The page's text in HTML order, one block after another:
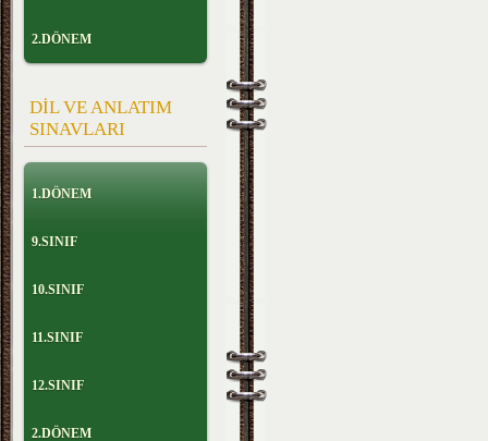
2.DÖNEM
DİL VE ANLATIM
SINAVLARI
1.DÖNEM
9.SINIF
10.SINIF
11.SINIF
12.SINIF
2.DÖNEM